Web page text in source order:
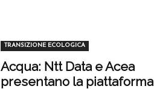
TRANSIZIONE ECOLOGICA
Acqua: Ntt Data e Acea
presentano la piattaforma